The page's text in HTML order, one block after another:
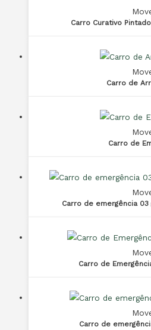
Carro Curativo
Carro de
Carro de
Carro de emergência
Carro de
Carro de